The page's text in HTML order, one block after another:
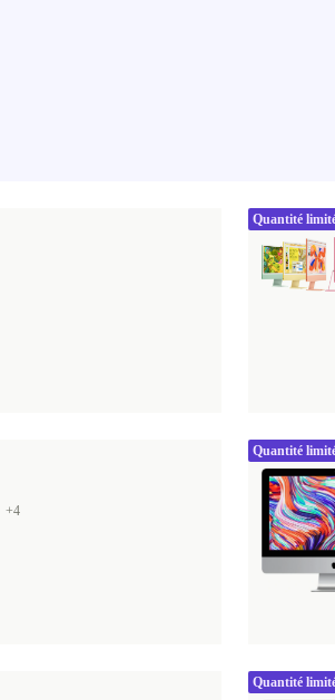
Quantité
+4
Quantité
Quantité